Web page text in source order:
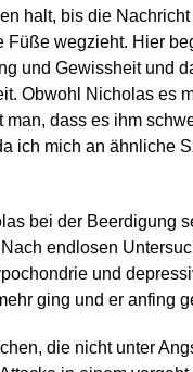
halt, bis die
wegzieht. Hier
und Gewissheit und
Obwohl Nicholas es
dass es ihm
ich mich an ähnliche
bei der Beerdigung
endlosen
und
ging und er anfing
die nicht unter